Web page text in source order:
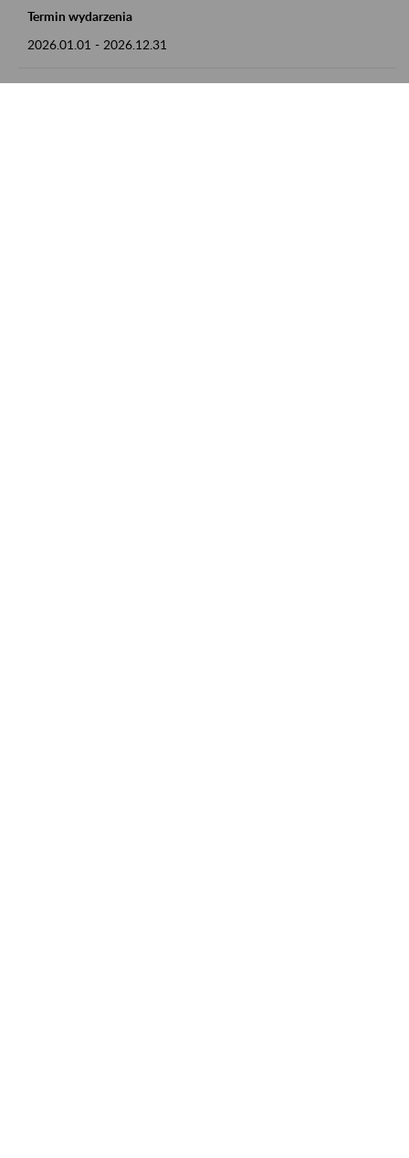
Termin wydarzenia
2026.01.01 - 2026.12.31